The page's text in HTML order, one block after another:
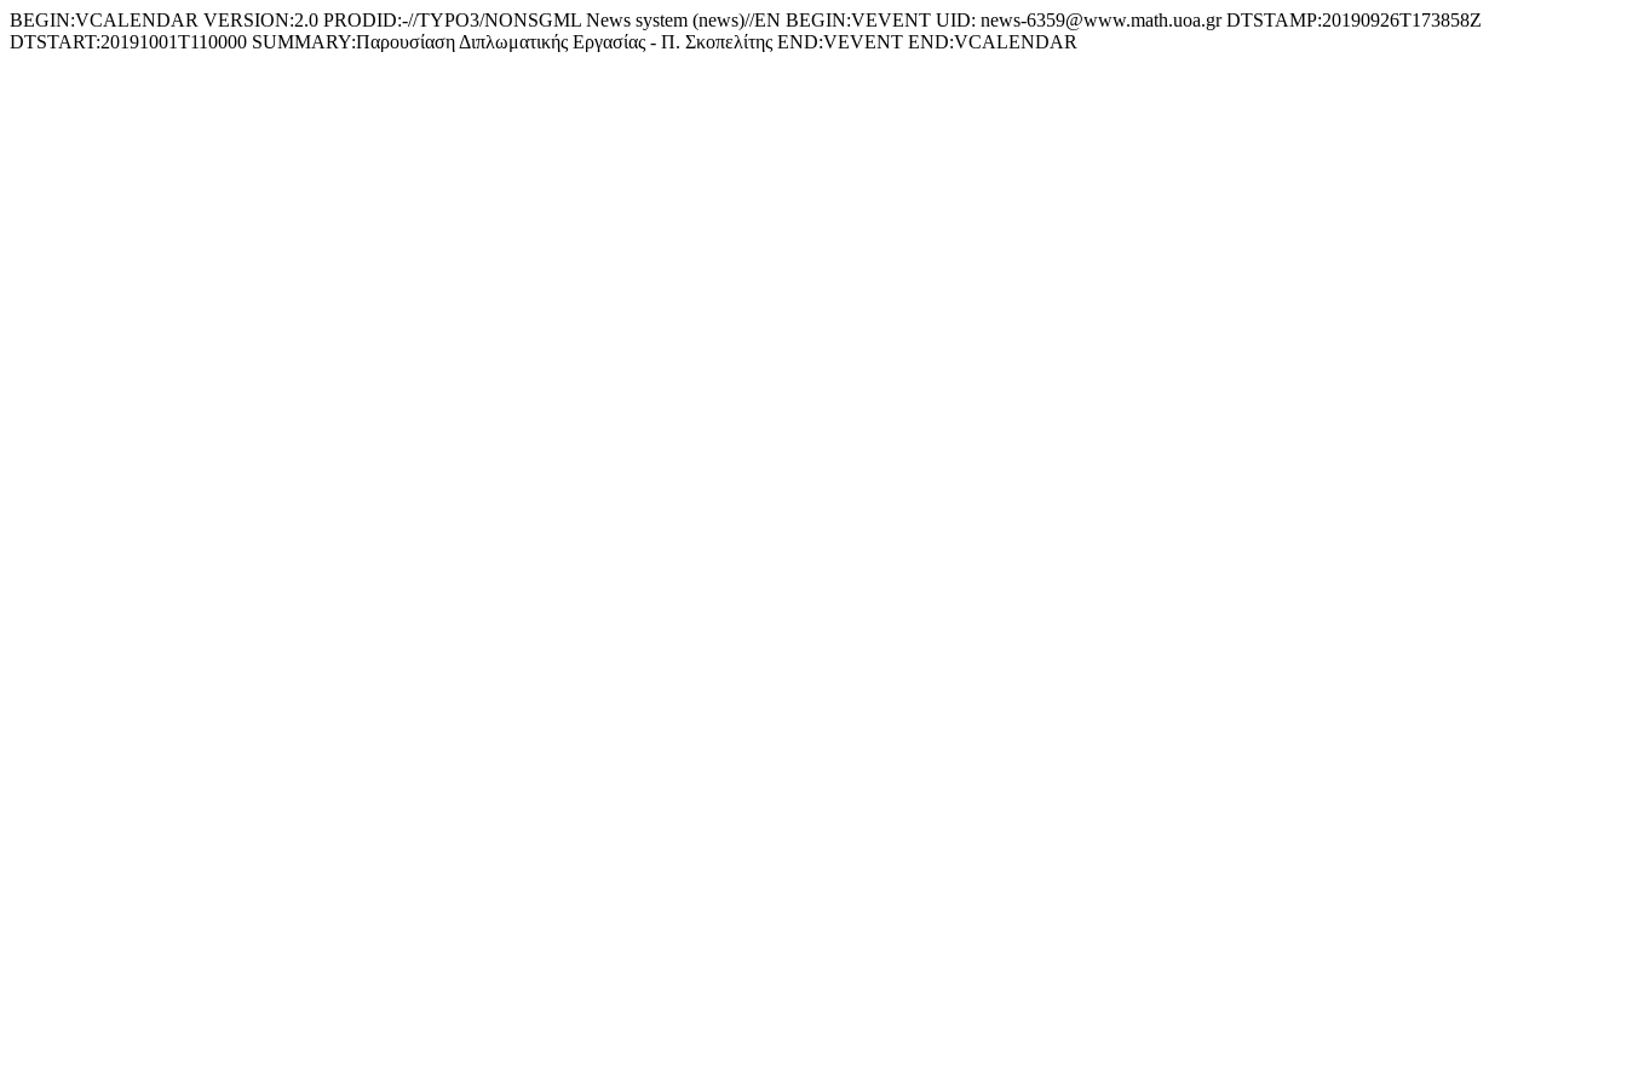
BEGIN:VCALENDAR VERSION:2.0 PRODID:-//TYPO3/NONSGML News system (news)//EN BEGIN:VEVENT UID: news-6359@www.math.uoa.gr DTSTAMP:20190926T173858Z
DTSTART:20191001T110000 SUMMARY:Παρουσίαση Διπλωματικής Εργασίας - Π. Σκοπελίτης END:VEVENT END:VCALENDAR